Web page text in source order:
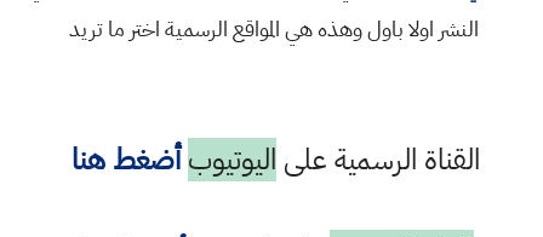
النشر اولا باول وهذه هي المواقع الرسمية اختر ما تريد
القناة الرسمية على اليوتيوب أضغط هنا